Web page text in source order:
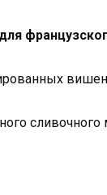
сливочного